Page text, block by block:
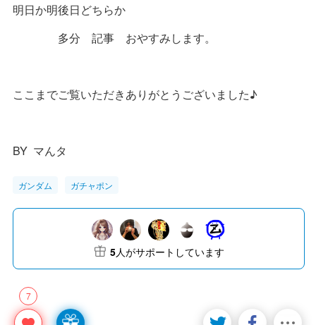
明日か明後日どちらか
多分 記事 おやすみします。
ここまでご覧いただきありがとうございました♪
BY マんタ
ガンダム ガチャポン
7
5人がサポートしています